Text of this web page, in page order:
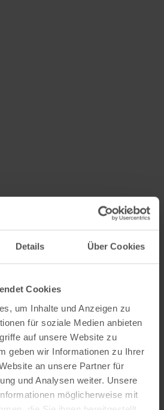
Details Über Cookies
Cookies
um Inhalte und Anzeigen zu
für soziale Medien anbieten
auf unsere Website zu
geben wir Informationen zu Ihrer
an unsere Partner für
und Analysen weiter. Unsere
möglicherweise mit